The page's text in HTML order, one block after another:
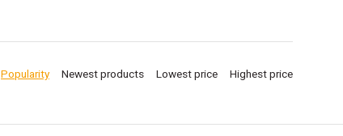
Popularity Newest products Lowest price Highest price